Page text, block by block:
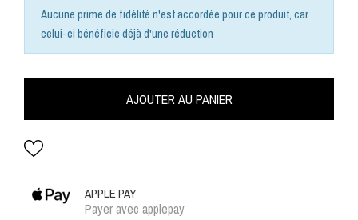
Aucune prime de fidélité n'est accordée pour ce produit, car
celui-ci bénéficie déjà d'une réduction
AJOUTER AU PANIER
APPLE PAY
Payer avec applepay